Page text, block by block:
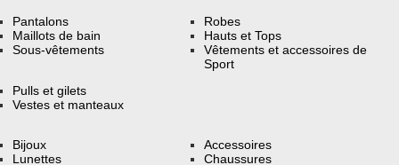
Pantalons
Maillots de bain
Sous-vêtements
Robes
Hauts et Tops
Vêtements et accessoires de
Sport
Pulls et gilets
Vestes et manteaux
Bijoux
Lunettes
Accessoires
Chaussures